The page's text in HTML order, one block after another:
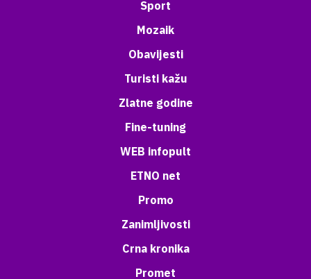
Sport
Mozaik
Obavijesti
Turisti kažu
Zlatne godine
Fine-tuning
WEB infopult
ETNO net
Promo
Zanimljivosti
Crna kronika
Promet